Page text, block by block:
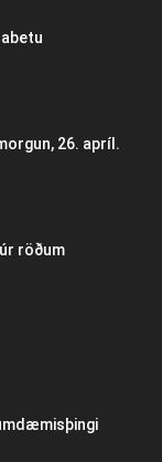
26. apríl.
röðum